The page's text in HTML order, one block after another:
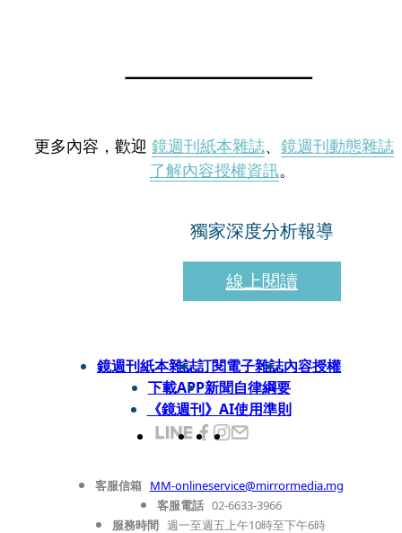
更多內容，歡迎 鏡週刊紙本雜誌、 鏡週刊動態雜誌
了解內容授權資訊。
獨家深度分析報導
線上閱讀
鏡週刊紙本雜誌訂閱電子雜誌內容授權
下載APP新聞自律綱要
《鏡週刊》AI使用準則
客服信箱 MM-onlineservice@mirrormedia.mg
客服電話 02-6633-3966
服務時間 週一至週五上午10時至下午6時